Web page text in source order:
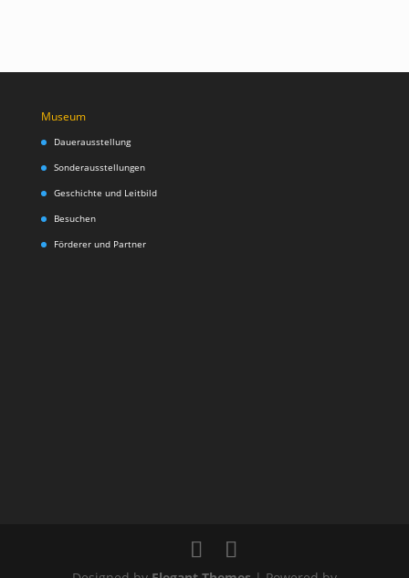
Museum
Dauerausstellung
Sonderausstellungen
Geschichte und Leitbild
Besuchen
Förderer und Partner